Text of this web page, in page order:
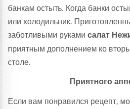
банкам остыть. Когда банки
или холодильник.
заботливыми рукамисалат
приятным дополнением ко
столе.
Приятного
Если вам понравился рецепт,